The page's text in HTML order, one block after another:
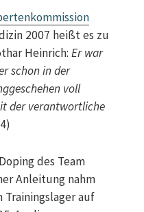
2007 heißt es zu
Heinrich:Er war
schon in der
voll
der verantwortliche
des Team
Anleitung nahm
Trainingslager auf